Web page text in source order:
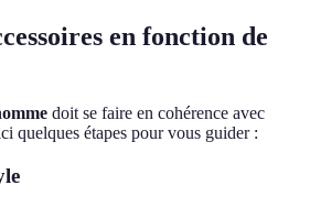
en fonction de
doit se faire en cohérence avec
quelques étapes pour vous guider :